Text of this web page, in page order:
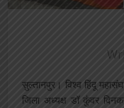
सुल्तानपुर। विश्व हिंदू
जिला अध्यक्ष डॉ कुंवर